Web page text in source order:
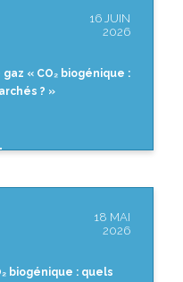
16 JUIN
2026
« CO₂ biogénique :
? »
18 MAI
2026
biogénique : quels